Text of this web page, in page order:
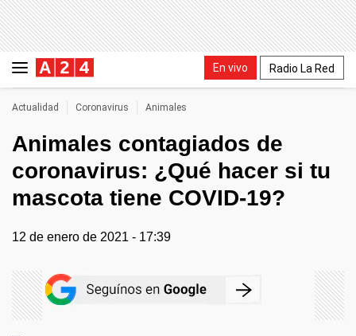
En vivo Radio La Red
Actualidad Coronavirus Animales
Animales contagiados de
coronavirus: ¿Qué hacer si tu
mascota tiene COVID-19?
12 de enero de 2021 - 17:39